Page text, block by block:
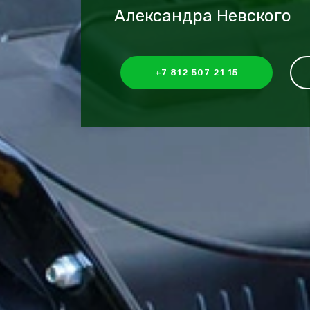
Александра Невского
+7 812 507 21 15